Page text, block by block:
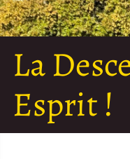
La
Esprit !